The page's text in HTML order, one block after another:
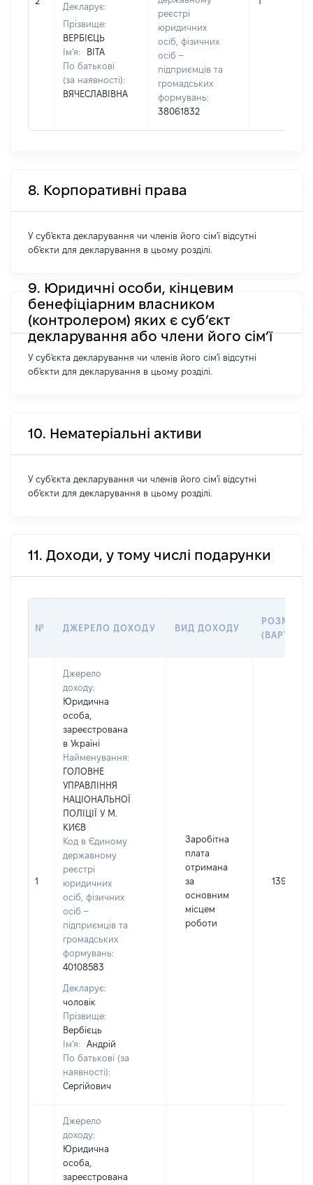
Декларує:
Прізвище:
ВЕРБІЄЦЬ
Ім'я:
ВІТА
По батькові
(за наявності):
ВЯЧЕСЛАВІВНА
реєстрі
юридичних
осіб, фізичних
осіб –
підприємців та
громадських
формувань:
38061832
8. Корпоративні права
У суб'єкта декларування чи членів його сім'ї відсутні
об'єкти для декларування в цьому розділі.
9. Юридичні особи, кінцевим
бенефіціарним власником
(контролером) яких є суб’єкт
декларування або члени його сім’ї
У суб'єкта декларування чи членів його сім'ї відсутні
об'єкти для декларування в цьому розділі.
10. Нематеріальні активи
У суб'єкта декларування чи членів його сім'ї відсутні
об'єкти для декларування в цьому розділі.
11. Доходи, у тому числі подарунки
№ ДЖЕРЕЛО ДОХОДУ ВИД ДОХОДУ
РОЗМІР
1
Джерело
доходу:
Юридична
особа,
зареєстрована
в Україні
Найменування:
ГОЛОВНЕ
УПРАВЛІННЯ
НАЦІОНАЛЬНОЇ
ПОЛІЦІЇ У М.
КИЄВ
Код в Єдиному
державному
реєстрі
юридичних
осіб, фізичних
осіб –
підприємців та
громадських
формувань:
40108583
Декларує:
чоловік
Прізвище:
Вербієць
Ім'я:
Андрій
По батькові (за
наявності):
Сергійович
Заробітна
плата
отримана
за
основним
місцем
роботи
139528
Джерело
доходу:
Юридична
особа,
зареєстрована